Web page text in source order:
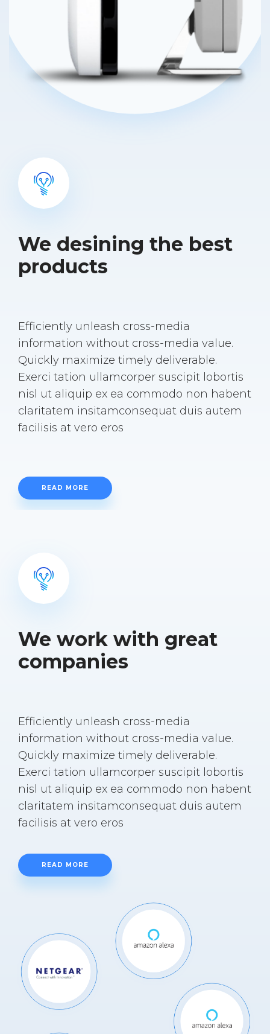
We desining the best
products
Efficiently unleash cross-media
information without cross-media value.
Quickly maximize timely deliverable.
Exerci tation ullamcorper suscipit lobortis
nisl ut aliquip ex ea commodo non habent
claritatem insitamconsequat duis autem
facilisis at vero eros
READ MORE
We work with great
companies
Efficiently unleash cross-media
information without cross-media value.
Quickly maximize timely deliverable.
Exerci tation ullamcorper suscipit lobortis
nisl ut aliquip ex ea commodo non habent
claritatem insitamconsequat duis autem
facilisis at vero eros
READ MORE